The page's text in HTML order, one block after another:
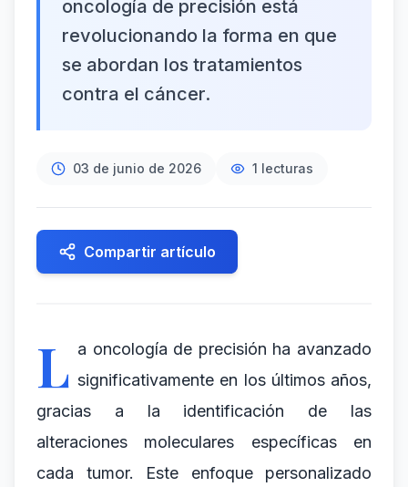
oncología de precisión está
revolucionando la forma en que
se abordan los tratamientos
contra el cáncer.
03 de junio de 2026 1 lecturas
Compartir artículo
L a oncología de precisión ha avanzado
significativamente en los últimos años,
gracias a la identificación de las
alteraciones moleculares específicas en
cada tumor. Este enfoque personalizado